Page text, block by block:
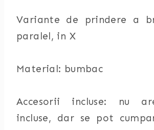
Variante de prindere a
paralel, in X
Material: bumbac
Accesorii incluse: nu
incluse, dar se pot